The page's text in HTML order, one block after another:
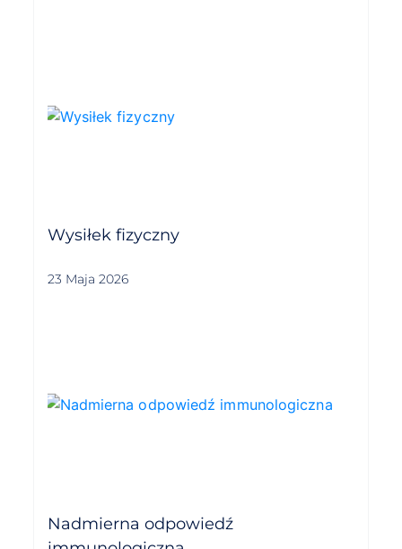
Wysiłek fizyczny
23 Maja 2026
Nadmierna odpowiedź